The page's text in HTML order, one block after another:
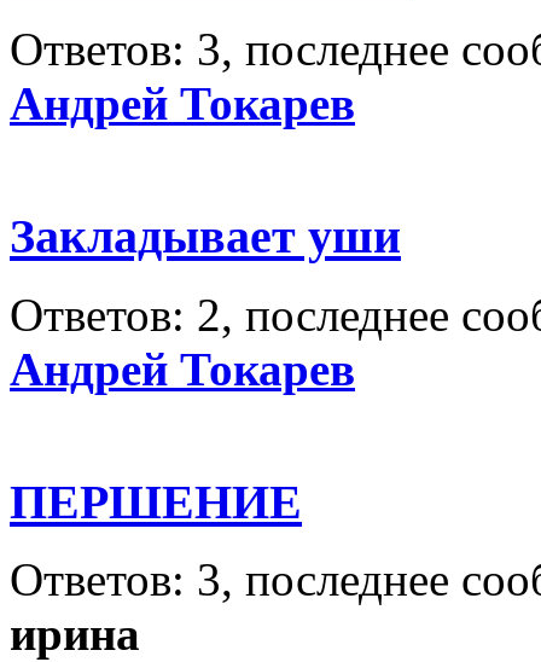
Ответов: 3, последнее
Андрей Токарев
Закладывает уши
Ответов: 2, последнее
Андрей Токарев
ПЕРШЕНИЕ
Ответов: 3, последнее
ирина